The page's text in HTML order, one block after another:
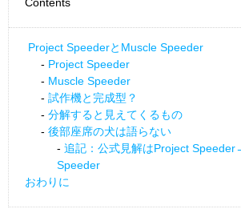
Project SpeederとMuscle Speeder
Project Speeder
Muscle Speeder
試作機と完成型？
分解すると見えてくるもの
後部座席の犬は語らない
追記：公式見解はProject
Speeder
おわりに